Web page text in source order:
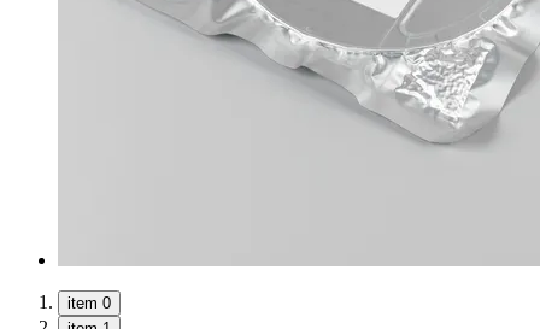
item 0